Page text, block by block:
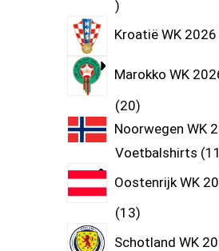
Kroatië WK
Marokko WK
20
Noorwegen WK
Voetbalshirts
Oostenrijk WK
13
Schotland WK